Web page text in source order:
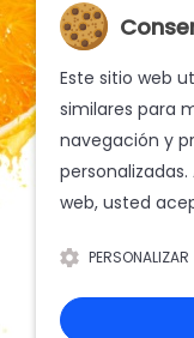
Este sitio web
similares para
navegación y
web, usted
PERSONALIZAR